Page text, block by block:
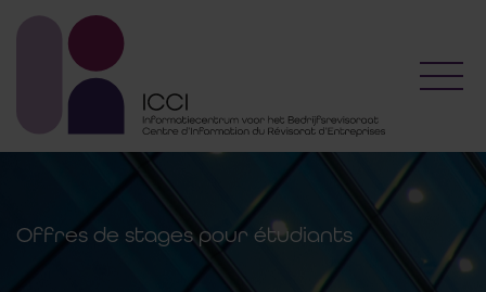
Offres de stages pour étudiants